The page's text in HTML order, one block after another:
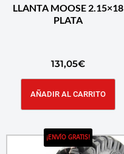
LLANTA MOOSE 2.15×18
PLATA
131,05€
AÑADIR AL CARRITO
¡ENVÍO GRATIS!